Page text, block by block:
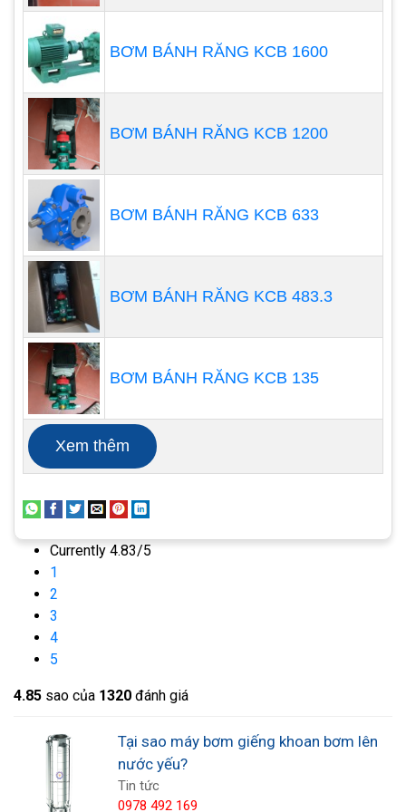
nước yếu nhé.
Nguồn nước cạn
Nguyên nhân đầu tiên không đến từ phía người sử
dụng. Ở những trường hợp nguồn nước khai thác
đang khá cạn kiệt, bạn không nhất thiết phải can
thiệp vào hệ thống máy bơm. Thay vào đó, bạn có
thể chờ đến khi mực nước dâng cao hơn, sử dụng
ống hút nước hoặc thay đổi vị trí nguồn nước khai
thác.
Sự cố trong quá trình lắp đặt
Khác với máybơm chìm nước thải, máy bơm
giếng khoan vẫn có thể được lắp đặt trên cạn.
Những loại máy bơm đặt cạn như thế này thường
BƠM BÁNH RĂNG KCB 1600
BƠM BÁNH RĂNG KCB 1200
BƠM BÁNH RĂNG KCB 633
BƠM BÁNH RĂNG KCB 483.3
BƠM BÁNH RĂNG KCB 135
Xem thêm
Currently 4.83/5
1
2
3
4
5
4.85 sao của 1320 đánh giá
Tại sao máy bơm giếng khoan bơm lên
nước yếu?
Tin tức
0978 492 169